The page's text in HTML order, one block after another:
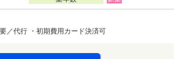
／代行 ・初期費用カード決済可